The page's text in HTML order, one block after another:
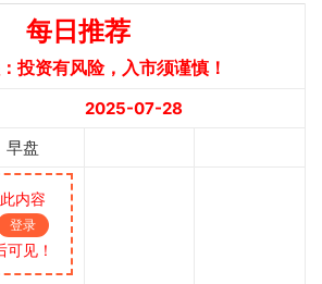
每日推荐
投资有风险，入市须谨慎！
2025-07-28
早盘
此内容
登录
可见！